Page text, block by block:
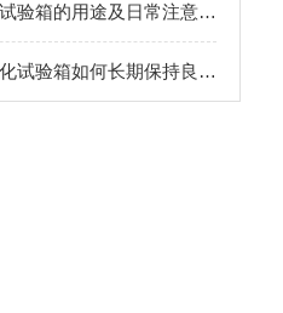
紫外老化试验箱的用途及日常注意事项
紫外线老化试验箱如何长期保持良好的状态